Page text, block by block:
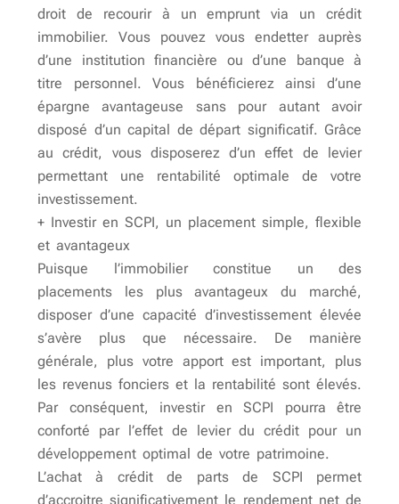
droit de recourir à un emprunt via un crédit
immobilier. Vous pouvez vous endetter auprès
d’une institution financière ou d’une banque à
titre personnel. Vous bénéficierez ainsi d’une
épargne avantageuse sans pour autant avoir
disposé d’un capital de départ significatif. Grâce
au crédit, vous disposerez d’un effet de levier
permettant une rentabilité optimale de votre
investissement.
+ Investir en SCPI, un placement simple, flexible
et avantageux
Puisque l’immobilier constitue un des
placements les plus avantageux du marché,
disposer d’une capacité d’investissement élevée
s’avère plus que nécessaire. De manière
générale, plus votre apport est important, plus
les revenus fonciers et la rentabilité sont élevés.
Par conséquent, investir en SCPI pourra être
conforté par l’effet de levier du crédit pour un
développement optimal de votre patrimoine.
L’achat à crédit de parts de SCPI permet
d’accroitre significativement le rendement net de